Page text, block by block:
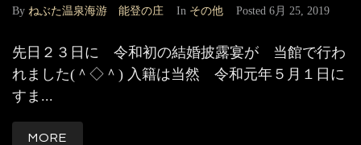
By ねぶた温泉海游 能登の庄 In その他 Posted 6月 25, 2019
先日２３日に 令和初の結婚披露宴が 当館で行わ
れました(＾◇＾) 入籍は当然 令和元年５月１日に
すま...
MORE